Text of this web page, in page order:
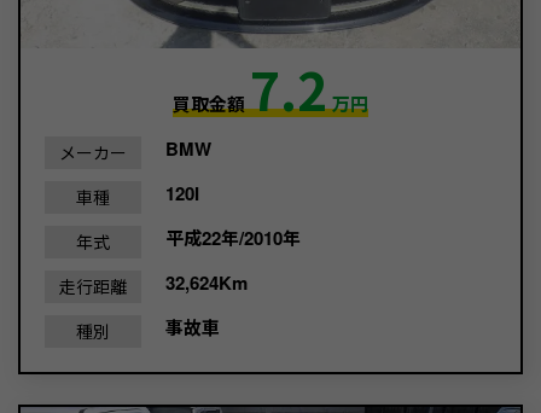
買取金額7.2万円
メーカー BMW
車種 120I
年式 平成22年/2010年
走行距離 32,624Km
種別 事故車